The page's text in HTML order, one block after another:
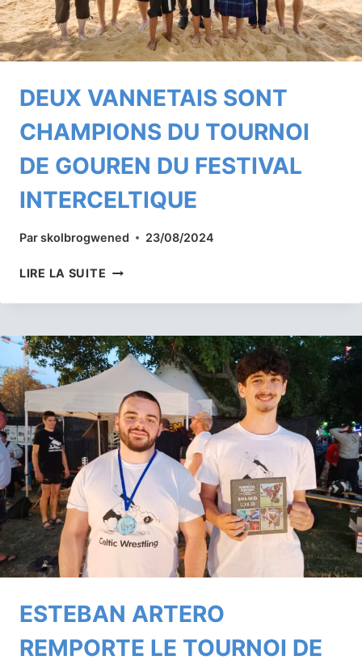
DEUX VANNETAIS SONT
CHAMPIONS DU TOURNOI
DE GOUREN DU FESTIVAL
INTERCELTIQUE
Parskolbrogwened 23/08/2024
LIRE LA SUITE DEUX
SONT
DU
TOURNOI
GOUREN
DU
FESTIVAL
INTERCELTIQUE
ESTEBAN ARTERO
REMPORTE LE TOURNOI DE